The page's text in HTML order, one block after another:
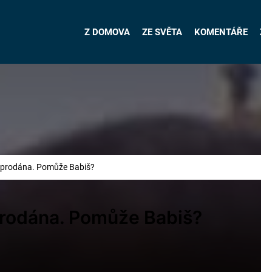
Z DOMOVA ZE SVĚTA KOMENTÁŘE
Pomůže Babiš?
Pomůže Babiš?